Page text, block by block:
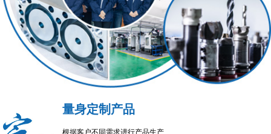
量身定制产品
根据客户不同需求进行产品生产